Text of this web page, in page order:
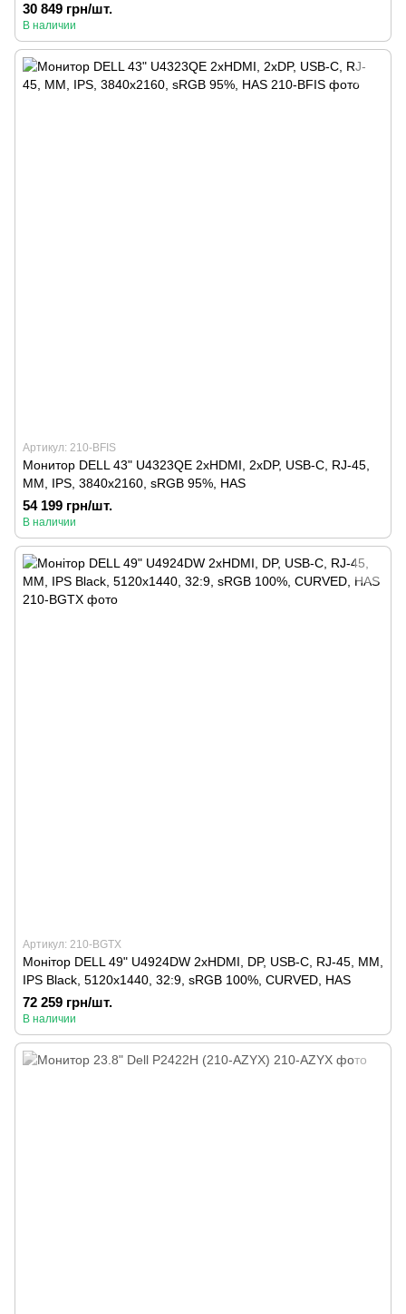
30 849 грн/шт.
В наличии
Артикул: 210-BFIS
Монитор DELL 43" U4323QE 2xHDMI, 2xDP, USB-C, RJ-45,
MM, IPS, 3840x2160, sRGB 95%, HAS
54 199 грн/шт.
В наличии
Артикул: 210-BGTX
Монітор DELL 49" U4924DW 2xHDMI, DP, USB-C, RJ-45, MM,
IPS Black, 5120x1440, 32:9, sRGB 100%, CURVED, HAS
72 259 грн/шт.
В наличии